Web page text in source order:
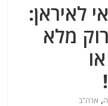
לאיראן:
מלא
, ארה"ב